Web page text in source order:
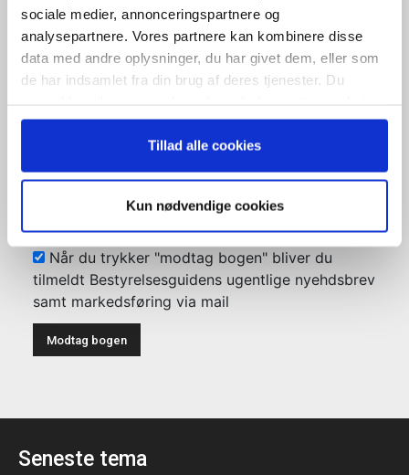
sociale medier, annonceringspartnere og
analysepartnere. Vores partnere kan kombinere disse
data med andre oplysninger, du har givet dem, eller som
de har indsamlet fra din brug af deres tjenester. Du
anvende vores hjemmeside.
Tillad alle cookies
Kun nødvendige cookies
Tilmeld
Modtag bogen direkte i din
mailboks
Når du trykker "modtag bogen" bliver du
tilmeldt Bestyrelsesguidens ugentlige nyehdsbrev
samt markedsføring via mail
Seneste tema